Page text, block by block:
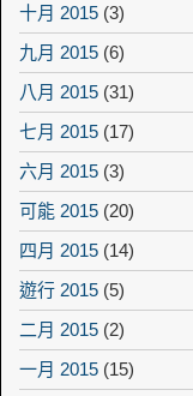
十月 2015 (3)
九月 2015 (6)
八月 2015 (31)
七月 2015 (17)
六月 2015 (3)
可能 2015 (20)
四月 2015 (14)
遊行 2015 (5)
二月 2015 (2)
一月 2015 (15)